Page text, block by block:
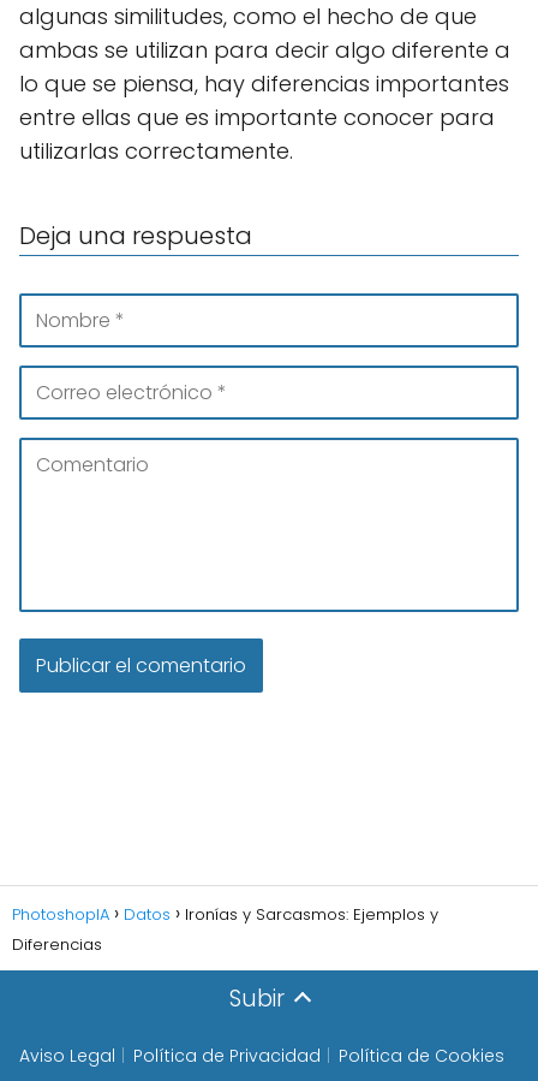
algunas similitudes, como el hecho de que
ambas se utilizan para decir algo diferente a
lo que se piensa, hay diferencias importantes
entre ellas que es importante conocer para
utilizarlas correctamente.
Deja una respuesta
PhotoshopIA Datos
Ironías y Sarcasmos: Ejemplos y
Diferencias
Subir
Aviso Legal Política de Privacidad Política de Cookies